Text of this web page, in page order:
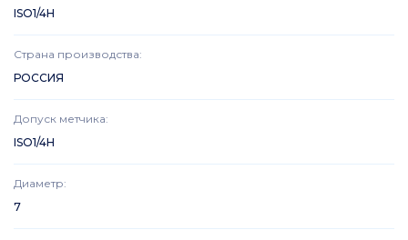
ISO1/4H
Страна производства:
РОССИЯ
Допуск метчика:
ISO1/4H
Диаметр:
7